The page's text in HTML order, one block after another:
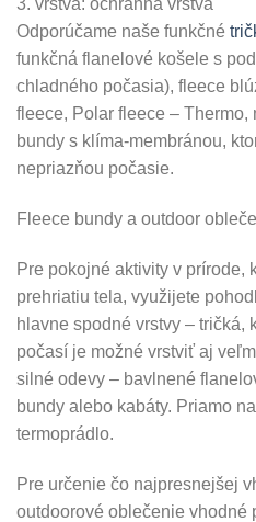
3. vrstva: ochranná vrstva
Odporúčame naše funkčné
funkčná flanelové košele s
chladného počasia), fleece
fleece, Polar fleece – Thermo,
bundy s klíma-membránou,
nepriazňou počasie.
Fleece bundy a outdoor
Pre pokojné aktivity v prírode,
prehriatiu tela, využijete
hlavne spodné vrstvy – tričká,
počasí je možné vrstviť aj
silné odevy – bavlnené
bundy alebo kabáty. Priamo
termoprádlo.
Pre určenie čo najpresnejšej
outdoorové oblečenie vhodné